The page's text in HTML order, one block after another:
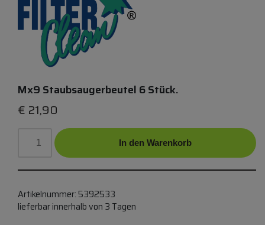
Mx9 Staubsaugerbeutel 6 Stück.
€ 21,90
In den Warenkorb
Artikelnummer: 5392533
lieferbar innerhalb von 3 Tagen